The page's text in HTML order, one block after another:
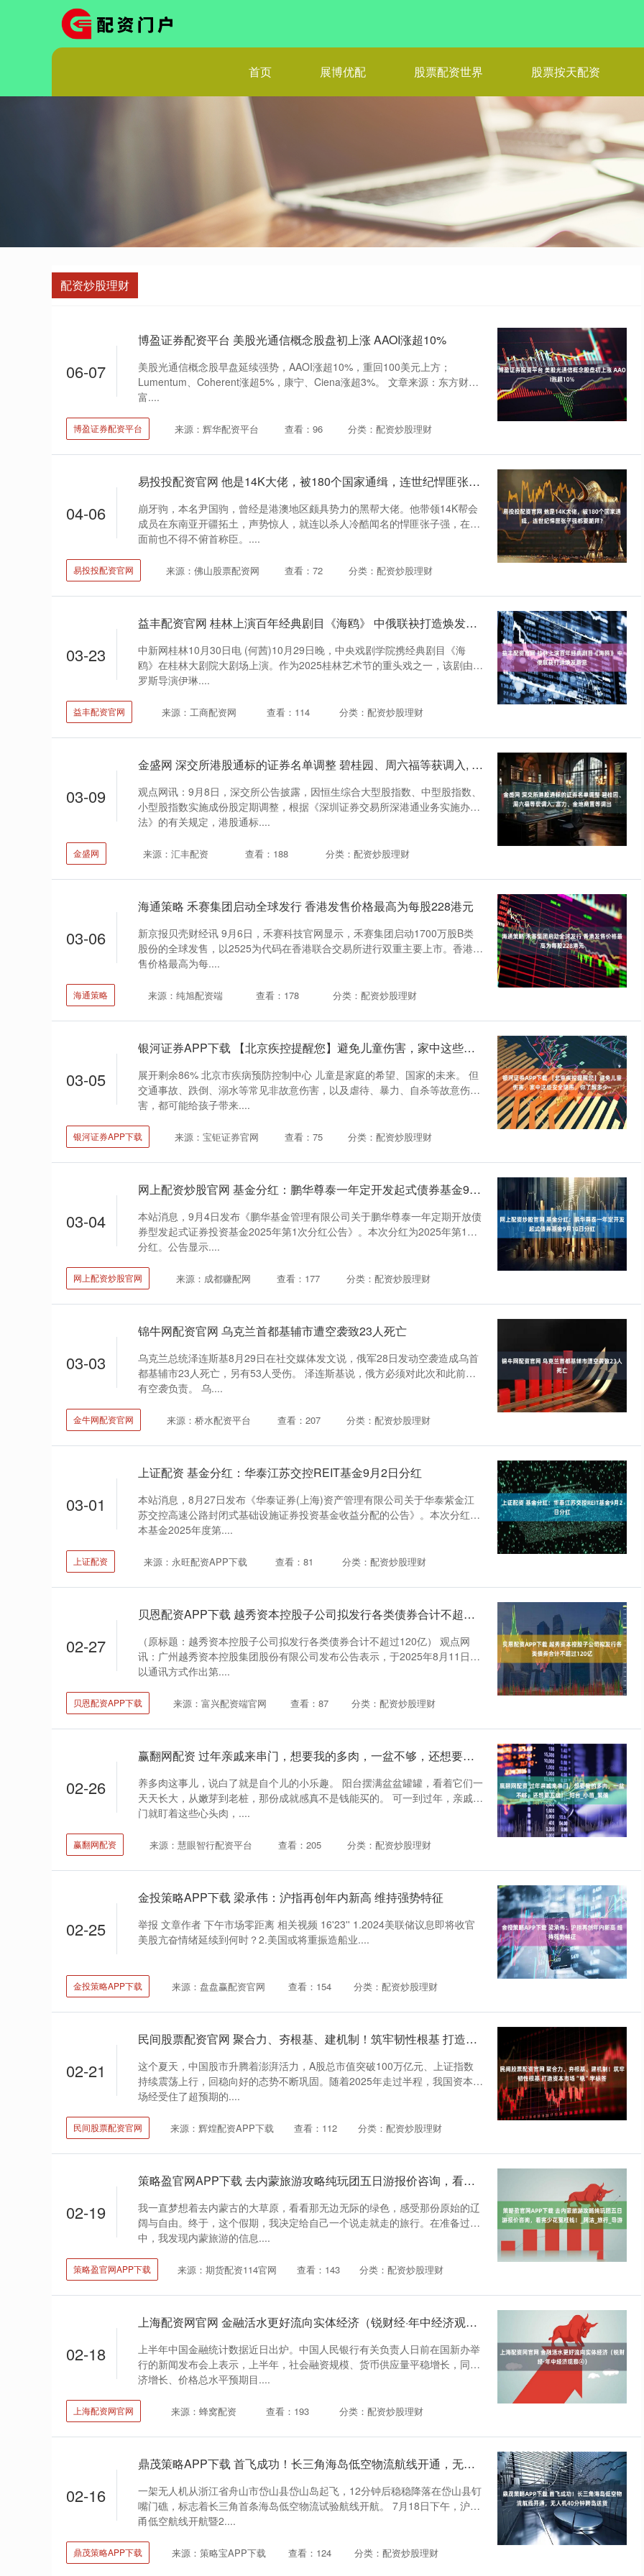
首页 展博优配 股票配资世界 股票按天配资
配资炒股理财
06-07
博盈证券配资平台 美股光通信概念股盘初上涨 AAOI涨超10%
美股光通信概念股早盘延续强势，AAOI涨超10%，重回100美元上方；
Lumentum、Coherent涨超5%，康宁、Ciena涨超3%。 文章来源：东方财
富....
博盈证券配资平台 来源：辉华配资平台 查看：96 分类：配资炒股理财
04-06
易投投配资官网 他是14K大佬，被180个国家通缉，连世纪悍匪张子强都要跪拜？
崩牙驹，本名尹国驹，曾经是港澳地区颇具势力的黑帮大佬。他带领14K帮会
成员在东南亚开疆拓土，声势惊人，就连以杀人冷酷闻名的悍匪张子强，在他
面前也不得不俯首称臣。....
易投投配资官网 来源：佛山股票配资网 查看：72 分类：配资炒股理财
03-23
益丰配资官网 桂林上演百年经典剧目《海鸥》 中俄联袂打造焕发新意
中新网桂林10月30日电 (何茜)10月29日晚，中央戏剧学院携经典剧目《海
鸥》在桂林大剧院大剧场上演。作为2025桂林艺术节的重头戏之一，该剧由俄
罗斯导演伊琳....
益丰配资官网 来源：工商配资网 查看：114 分类：配资炒股理财
03-09
金盛网 深交所港股通标的证券名单调整 碧桂园、周六福等获调入, 富力、金地商置等调出
观点网讯：9月8日，深交所公告披露，因恒生综合大型股指数、中型股指数、
小型股指数实施成份股定期调整，根据《深圳证券交易所深港通业务实施办
法》的有关规定，港股通标....
金盛网 来源：汇丰配资 查看：188 分类：配资炒股理财
03-06
海通策略 禾赛集团启动全球发行 香港发售价格最高为每股228港元
新京报贝壳财经讯 9月6日，禾赛科技官网显示，禾赛集团启动1700万股B类
股份的全球发售，以2525为代码在香港联合交易所进行双重主要上市。香港发
售价格最高为每....
海通策略 来源：纯旭配资端 查看：178 分类：配资炒股理财
03-05
银河证券APP下载 【北京疾控提醒您】避免儿童伤害，家中这些安全隐患，你了解多少~
展开剩余86% 北京市疾病预防控制中心 儿童是家庭的希望、国家的未来。 但
交通事故、跌倒、溺水等常见非故意伤害，以及虐待、暴力、自杀等故意伤
害，都可能给孩子带来....
银河证券APP下载 来源：宝钜证券官网 查看：75 分类：配资炒股理财
03-04
网上配资炒股官网 基金分红：鹏华尊泰一年定开发起式债券基金9月10日分红
本站消息，9月4日发布《鹏华基金管理有限公司关于鹏华尊泰一年定期开放债
券型发起式证券投资基金2025年第1次分红公告》。本次分红为2025年第1次
分红。公告显示....
网上配资炒股官网 来源：成都赚配网 查看：177 分类：配资炒股理财
03-03
锦牛网配资官网 乌克兰首都基辅市遭空袭致23人死亡
乌克兰总统泽连斯基8月29日在社交媒体发文说，俄军28日发动空袭造成乌首
都基辅市23人死亡，另有53人受伤。 泽连斯基说，俄方必须对此次和此前所
有空袭负责。 乌....
金牛网配资官网 来源：桥水配资平台 查看：207 分类：配资炒股理财
03-01
上证配资 基金分红：华泰江苏交控REIT基金9月2日分红
本站消息，8月27日发布《华泰证券(上海)资产管理有限公司关于华泰紫金江
苏交控高速公路封闭式基础设施证券投资基金收益分配的公告》。本次分红为
本基金2025年度第....
上证配资 来源：永旺配资APP下载 查看：81 分类：配资炒股理财
02-27
贝恩配资APP下载 越秀资本控股子公司拟发行各类债券合计不超过120亿
（原标题：越秀资本控股子公司拟发行各类债券合计不超过120亿） 观点网
讯：广州越秀资本控股集团股份有限公司发布公告表示，于2025年8月11日，
以通讯方式作出第....
贝恩配资APP下载 来源：富兴配资端官网 查看：87 分类：配资炒股理财
02-26
赢翻网配资 过年亲戚来串门，想要我的多肉，一盆不够，还想要五盆！_阳台_小苗_繁殖
养多肉这事儿，说白了就是自个儿的小乐趣。 阳台摆满盆盆罐罐，看着它们一
天天长大，从嫩芽到老桩，那份成就感真不是钱能买的。 可一到过年，亲戚串
门就盯着这些心头肉，....
赢翻网配资 来源：慧眼智行配资平台 查看：205 分类：配资炒股理财
02-25
金投策略APP下载 梁承伟：沪指再创年内新高 维持强势特征
举报 文章作者 下午市场零距离 相关视频 16'23'' 1.2024美联储议息即将收官
美股亢奋情绪延续到何时？2.美国或将重振造船业....
金投策略APP下载 来源：盘盘赢配资官网 查看：154 分类：配资炒股理财
02-21
民间股票配资官网 聚合力、夯根基、建机制！筑牢韧性根基 打造资本市场“稳”字标签
这个夏天，中国股市升腾着澎湃活力，A股总市值突破100万亿元、上证指数
持续震荡上行，回稳向好的态势不断巩固。随着2025年走过半程，我国资本市
场经受住了超预期的....
民间股票配资官网 来源：辉煌配资APP下载 查看：112 分类：配资炒股理财
02-19
策略盈官网APP下载 去内蒙旅游攻略纯玩团五日游报价咨询，看完少花冤枉钱！_阿洁_旅行_导游
我一直梦想着去内蒙古的大草原，看看那无边无际的绿色，感受那份原始的辽
阔与自由。终于，这个假期，我决定给自己一个说走就走的旅行。在准备过程
中，我发现内蒙旅游的信息....
策略盈官网APP下载 来源：期货配资114官网 查看：143 分类：配资炒股理财
02-18
上海配资网官网 金融活水更好流向实体经济（锐财经·年中经济观察④）
上半年中国金融统计数据近日出炉。中国人民银行有关负责人日前在国新办举
行的新闻发布会上表示，上半年，社会融资规模、货币供应量平稳增长，同经
济增长、价格总水平预期目....
上海配资网官网 来源：蜂窝配资 查看：193 分类：配资炒股理财
02-16
鼎茂策略APP下载 首飞成功！长三角海岛低空物流航线开通，无人机40分钟跨岛送货
一架无人机从浙江省舟山市岱山县岱山岛起飞，12分钟后稳稳降落在岱山县钉
嘴门礁，标志着长三角首条海岛低空物流试验航线开航。 7月18日下午，沪舟
甬低空航线开航暨2....
鼎茂策略APP下载 来源：策略宝APP下载 查看：124 分类：配资炒股理财